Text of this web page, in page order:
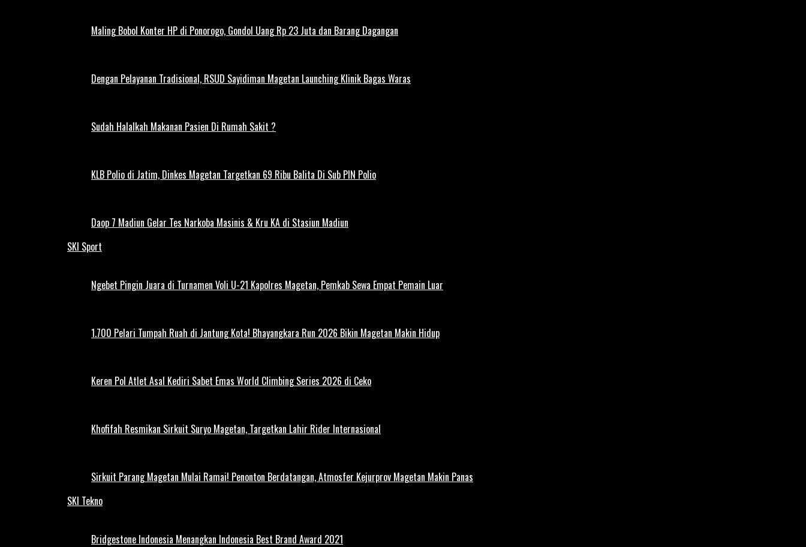
Maling Bobol Konter HP di Ponorogo, Gondol Uang Rp 23 Juta dan Barang Dagangan
Dengan Pelayanan Tradisional, RSUD Sayidiman Magetan Launching Klinik Bagas Waras
Sudah Halalkah Makanan Pasien Di Rumah Sakit ?
KLB Polio di Jatim, Dinkes Magetan Targetkan 69 Ribu Balita Di Sub PIN Polio
Daop 7 Madiun Gelar Tes Narkoba Masinis & Kru KA di Stasiun Madiun
SKI Sport
Ngebet Pingin Juara di Turnamen Voli U-21 Kapolres Magetan, Pemkab Sewa Empat Pemain Luar
1.700 Pelari Tumpah Ruah di Jantung Kota! Bhayangkara Run 2026 Bikin Magetan Makin Hidup
Keren Pol Atlet Asal Kediri Sabet Emas World Climbing Series 2026 di Ceko
Khofifah Resmikan Sirkuit Suryo Magetan, Targetkan Lahir Rider Internasional
Sirkuit Parang Magetan Mulai Ramai! Penonton Berdatangan, Atmosfer Kejurprov Magetan Makin Panas
SKI Tekno
Bridgestone Indonesia Menangkan Indonesia Best Brand Award 2021